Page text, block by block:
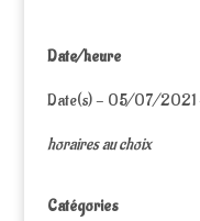
Date/heure
Date(s) - 05/07/
horaires au choix
Catégories